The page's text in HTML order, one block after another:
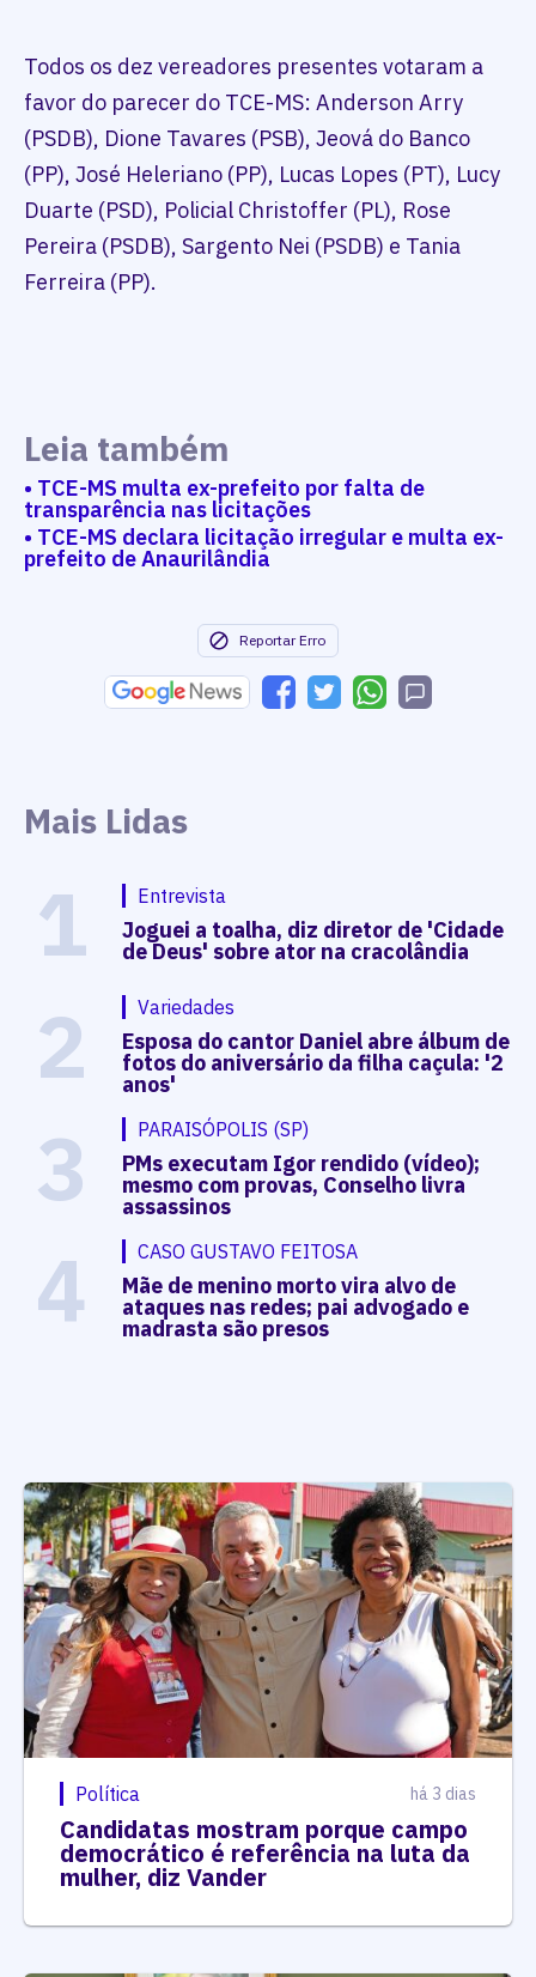
Todos os dez vereadores presentes votaram a
favor do parecer do TCE-MS: Anderson Arry
(PSDB), Dione Tavares (PSB), Jeová do Banco
(PP), José Heleriano (PP), Lucas Lopes (PT), Lucy
Duarte (PSD), Policial Christoffer (PL), Rose
Pereira (PSDB), Sargento Nei (PSDB) e Tania
Ferreira (PP).
Leia também
• TCE-MS multa ex-prefeito por falta de
transparência nas licitações
• TCE-MS declara licitação irregular e multa ex-
prefeito de Anaurilândia
Reportar Erro
Mais Lidas
1 Entrevista
Joguei a toalha, diz diretor de 'Cidade
de Deus' sobre ator na cracolândia
2 Variedades
Esposa do cantor Daniel abre álbum de
fotos do aniversário da filha caçula: '2
anos'
3 PARAISÓPOLIS (SP)
PMs executam Igor rendido (vídeo);
mesmo com provas, Conselho livra
assassinos
4 CASO GUSTAVO FEITOSA
Mãe de menino morto vira alvo de
ataques nas redes; pai advogado e
madrasta são presos
Política há 3 dias
Candidatas mostram porque campo
democrático é referência na luta da
mulher, diz Vander